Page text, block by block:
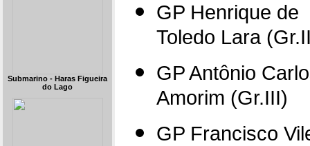
Submarino - Haras Figueira
do Lago
GP Henrique de
Toledo Lara
GP Antônio
Amorim (Gr.III)
GP Francisco